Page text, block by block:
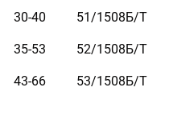
30-40 51/1508Б/Т
35-53 52/1508Б/Т
43-66 53/1508Б/Т